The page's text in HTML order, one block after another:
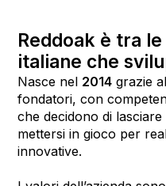
Reddoak è tra
italiane che
Nasce nel 2014 grazie
fondatori, con
che decidono di
mettersi in gioco per
innovative.